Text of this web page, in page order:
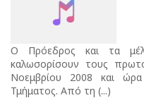
Ο Πρόεδρος και τα
καλωσορίσουν τους
Νοεμβρίου 2008 και
Τμήματος. Από τη (...)